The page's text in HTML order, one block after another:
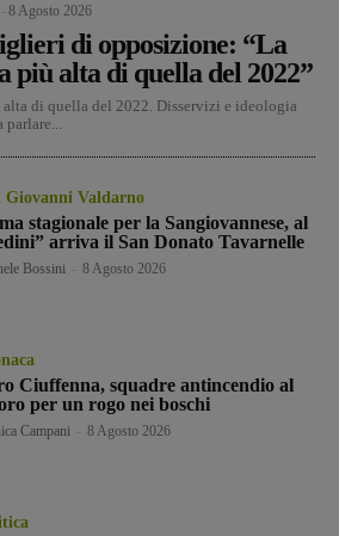
8 Agosto 2026
di opposizione: “La
più alta di quella del 2022”
di quella del 2022. Disservizi e ideologia
Giovanni Valdarno
stagionale per la Sangiovannese, al
arriva il San Donato Tavarnelle
Bossini 8 Agosto 2026
Ciuffenna, squadre antincendio al
per un rogo nei boschi
Campani 8 Agosto 2026